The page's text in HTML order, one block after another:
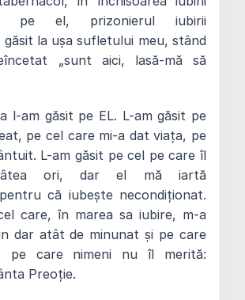
pe el, prizonierul iubirii
la ușa sufletului meu, stând
„sunt aici, lasă-mă să
l-am găsit pe EL. L-am găsit pe
pe cel care mi-a dat viața, pe
L-am găsit pe cel pe care îl
ori, dar el mă iartă
că iubește necondiționat.
care, în marea sa iubire, m-a
dar atât de minunat și pe care
pe care nimeni nu îl merită:
Preoție.